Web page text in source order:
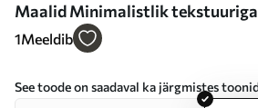
Maalid Minimalistlik
kujutatud vaas roheliste
1Meeldib
See toode on saadaval ka järgmistes